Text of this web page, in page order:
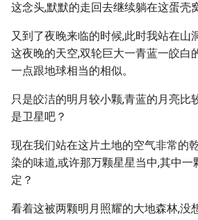
这念头,默默的走回去继续躺在这蛋壳
又到了夜晚来临的时候,此时我站在山
这夜晚的天空,双轮巨大一青蓝一皎白
一点跟地球相当的相似。
只是皎洁的明月较小颗,青蓝的月亮比
是卫星吧？
现在我们站在这片土地的空气非常的
染的味道,或许那万颗星星当中,其中一
定？
看着这被两颗明月照耀的大地森林,没